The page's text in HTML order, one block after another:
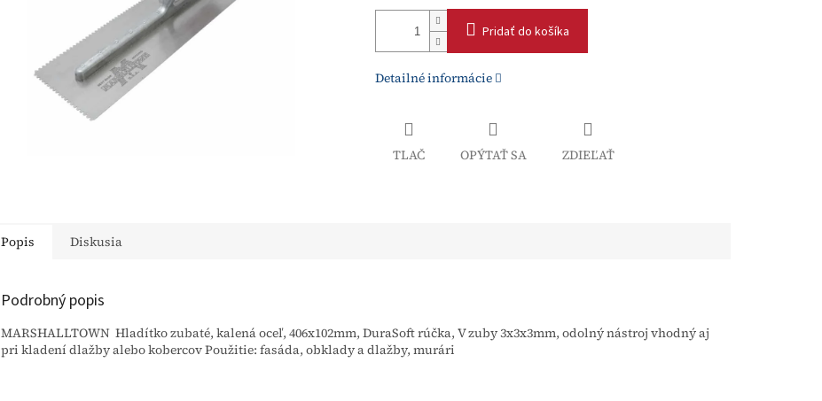
Pridať do košíka
Detailné informácie
TLAČ OPÝTAŤ SA ZDIEĽAŤ
Popis Diskusia
Podrobný popis
MARSHALLTOWN Hladítko zubaté, kalená oceľ, 406x102mm, DuraSoft rúčka, V zuby 3x3x3mm, odolný nástroj vhodný aj
pri kladení dlažby alebo kobercov Použitie: fasáda, obklady a dlažby, murári